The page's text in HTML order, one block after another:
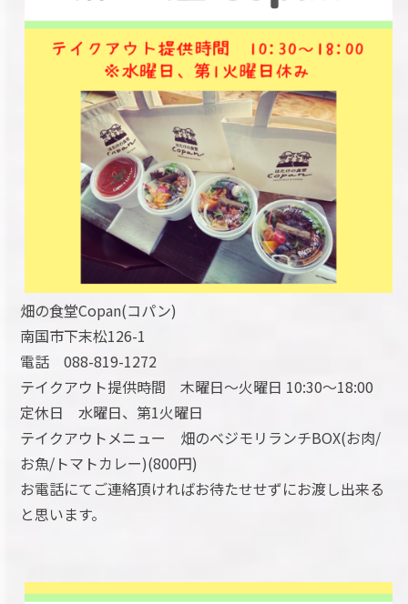
畑の食堂Copan(コパン)
南国市下末松126-1
電話 088-819-1272
テイクアウト提供時間 木曜日～火曜日 10:30～18:00
定休日 水曜日、第1火曜日
テイクアウトメニュー 畑のベジモリランチBOX(お肉/
お魚/トマトカレー)(800円)
お電話にてご連絡頂ければお待たせせずにお渡し出来る
と思います。